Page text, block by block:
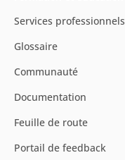
Services professionnels
Glossaire
Communauté
Documentation
Feuille de route
Portail de feedback